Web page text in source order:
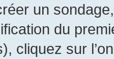
un
du
cliquez sur